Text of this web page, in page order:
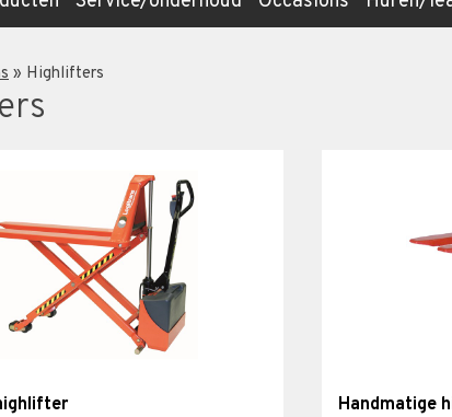
» Highlifters
Handmatige